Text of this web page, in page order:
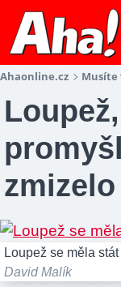
Ahaonline.cz Musíte
Loupež se měla
David Malík